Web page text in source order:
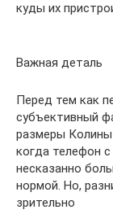
куды их
Важная деталь
Перед тем как
субъективный
размеры
когда телефон
несказанно
нормой. Но,
зрительно